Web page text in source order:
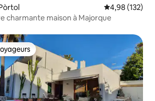
Évaluation
4,98 (132)
charmante maison à Majorque